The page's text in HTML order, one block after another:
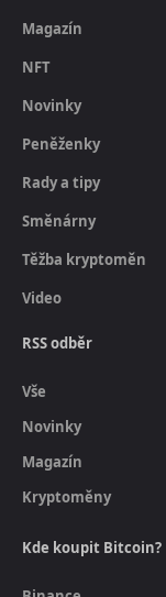
Magazín
NFT
Novinky
Peněženky
Rady a tipy
Směnárny
Těžba kryptoměn
Video
RSS odběr
Vše
Novinky
Magazín
Kryptoměny
Kde koupit Bitcoin?